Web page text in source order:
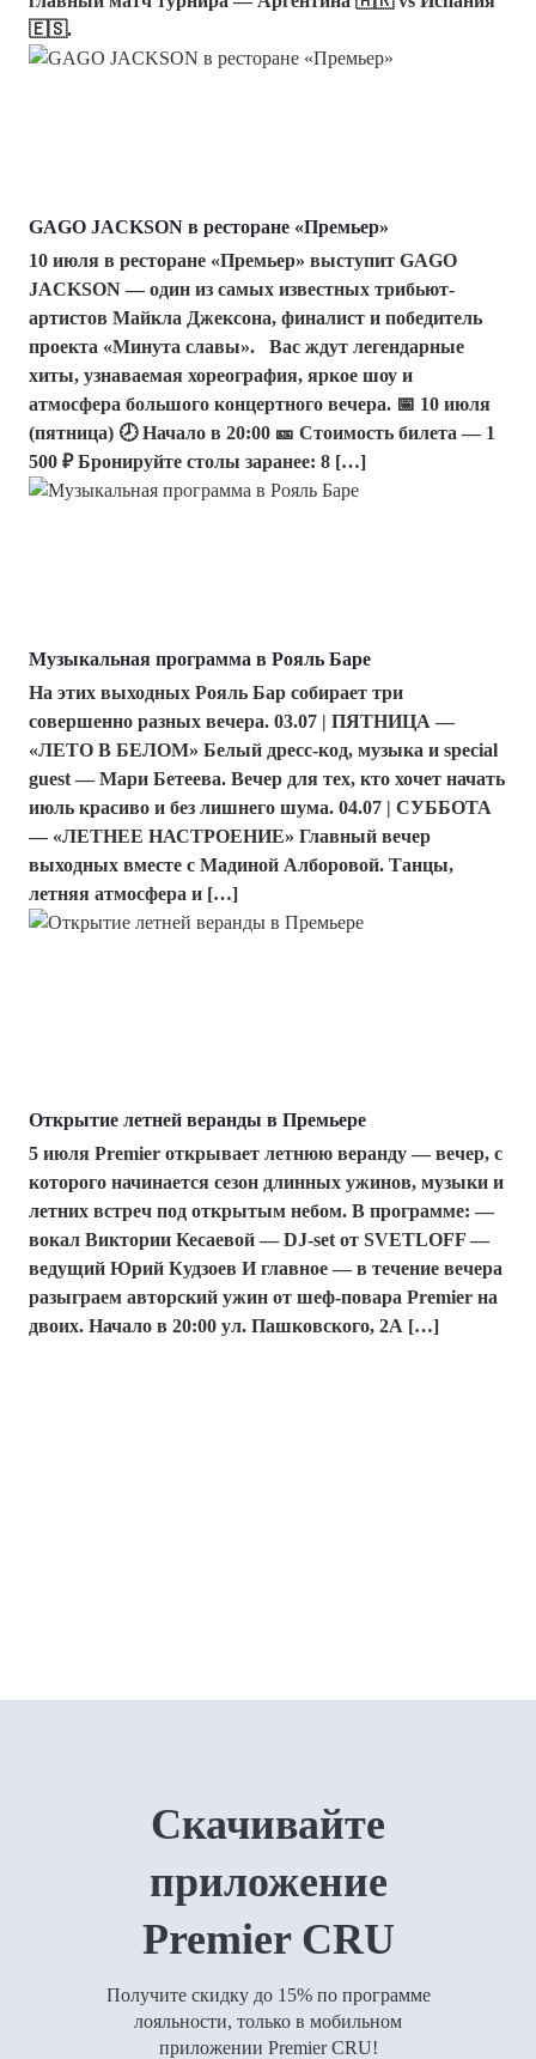
🇪🇸.
GAGO JACKSON в ресторане «Премьер»
10 июля в ресторане «Премьер» выступит GAGO
JACKSON — один из самых известных трибьют-
артистов Майкла Джексона, финалист и победитель
проекта «Минута славы». Вас ждут легендарные
хиты, узнаваемая хореография, яркое шоу и
атмосфера большого концертного вечера. 📅 10 июля
(пятница) 🕗 Начало в 20:00 🎫 Стоимость билета — 1
500 ₽ Бронируйте столы заранее: 8 […]
Музыкальная программа в Рояль Баре
На этих выходных Рояль Бар собирает три
совершенно разных вечера. 03.07 | ПЯТНИЦА —
«ЛЕТО В БЕЛОМ» Белый дресс-код, музыка и special
guest — Мари Бетеева. Вечер для тех, кто хочет начать
июль красиво и без лишнего шума. 04.07 | СУББОТА
— «ЛЕТНЕЕ НАСТРОЕНИЕ» Главный вечер
выходных вместе с Мадиной Алборовой. Танцы,
летняя атмосфера и […]
Открытие летней веранды в Премьере
5 июля Premier открывает летнюю веранду — вечер, с
которого начинается сезон длинных ужинов, музыки и
летних встреч под открытым небом. В программе: —
вокал Виктории Кесаевой — DJ-set от SVETLOFF —
ведущий Юрий Кудзоев И главное — в течение вечера
разыграем авторский ужин от шеф-повара Premier на
двоих. Начало в 20:00 ул. Пашковского, 2А […]
Скачивайте
приложение
Premier CRU
Получите скидку до 15% по программе
лояльности, только в мобильном
приложении Premier CRU!